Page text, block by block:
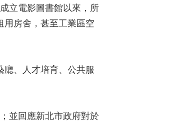
立電影圖書館以來，所
用房舍，甚至工業區空
廳、人才培育、公共服
並回應新北市政府對於